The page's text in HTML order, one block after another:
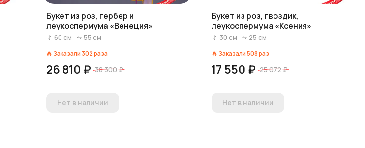
Букет из роз, гербер и
леукоспермума «Венеция»
60 см 55 см
Заказали 302раза
26 810 ₽ 38 300 ₽
Нет в наличии
Букет из роз, гвоздик,
леукоспермума «Ксения»
30 см 25 см
Заказали508раз
17 550 ₽ 25 072 ₽
Нет в наличии